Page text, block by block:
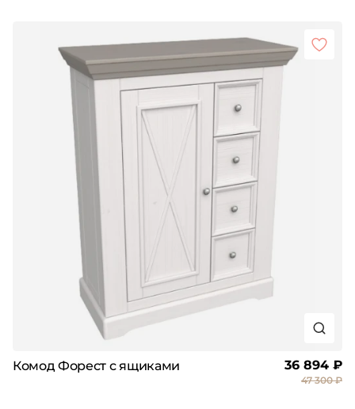
Комод Форест с ящиками 36 894 ₽
47 300 ₽